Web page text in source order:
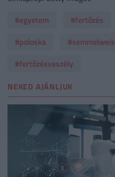
#egyetem
#fertőzés
#poloska
#semmelweis
#fertőzésveszély
NEKED AJÁNLJUK